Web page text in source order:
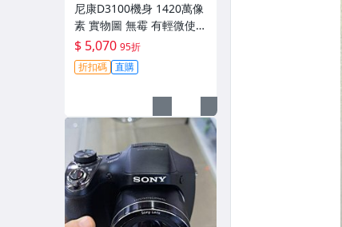
尼康D3100機身 1420萬像
素 實物圖 無霉 有輕微使用
痕跡 機身原裝 無拆修無翻
新 臨-343
$ 5,070 95折
折扣碼 直購